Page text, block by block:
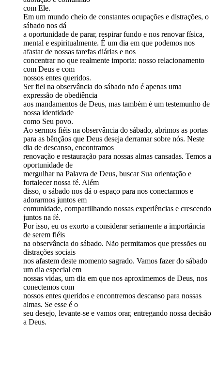
com Ele.
Em um mundo cheio de constantes ocupações e distrações, o
sábado nos dá
a oportunidade de parar, respirar fundo e nos renovar física,
mental e espiritualmente. É um dia em que podemos nos
afastar de nossas tarefas diárias e nos
concentrar no que realmente importa: nosso relacionamento
com Deus e com
nossos entes queridos.
Ser fiel na observância do sábado não é apenas uma
expressão de obediência
aos mandamentos de Deus, mas também é um testemunho de
nossa identidade
como Seu povo.
Ao sermos fiéis na observância do sábado, abrimos as portas
para as bênçãos que Deus deseja derramar sobre nós. Neste
dia de descanso, encontramos
renovação e restauração para nossas almas cansadas. Temos a
oportunidade de
mergulhar na Palavra de Deus, buscar Sua orientação e
fortalecer nossa fé. Além
disso, o sábado nos dá o espaço para nos conectarmos e
adorarmos juntos em
comunidade, compartilhando nossas experiências e crescendo
juntos na fé.
Por isso, eu os exorto a considerar seriamente a importância
de serem fiéis
na observância do sábado. Não permitamos que pressões ou
distrações sociais
nos afastem deste momento sagrado. Vamos fazer do sábado
um dia especial em
nossas vidas, um dia em que nos aproximemos de Deus, nos
conectemos com
nossos entes queridos e encontremos descanso para nossas
almas. Se esse é o
seu desejo, levante-se e vamos orar, entregando nossa decisão
a Deus.